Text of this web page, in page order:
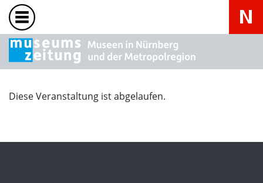
Diese Veranstaltung ist abgelaufen.